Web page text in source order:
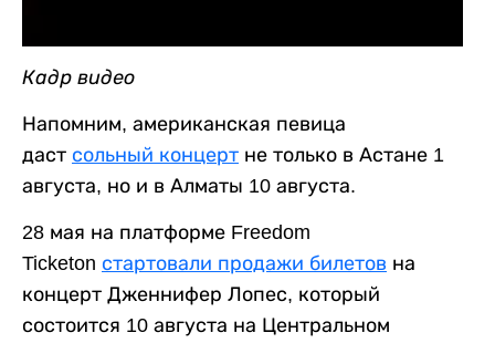
Кадр видео
Напомним, американская певица
даст сольный концерт не только в Астане 1
августа, но и в Алматы 10 августа.
28 мая на платформе Freedom
Ticketon стартовали продажи билетов на
концерт Дженнифер Лопес, который
состоится 10 августа на Центральном